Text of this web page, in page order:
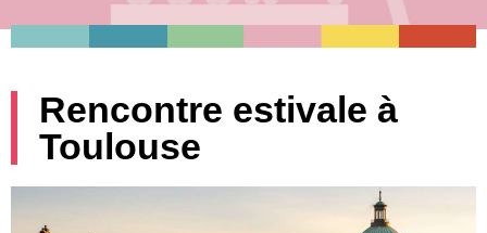
Rencontre estivale à
Toulouse